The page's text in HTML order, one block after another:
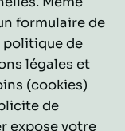
formulaire de
politique de
légales et
(cookies)
de
expose votre